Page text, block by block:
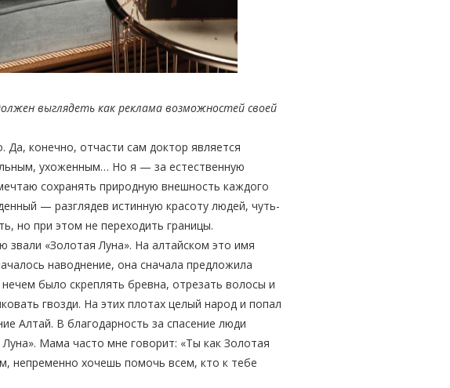
выглядеть как реклама возможностей своей
конечно, отчасти сам доктор является
ухоженным… Но я — за естественную
сохранять природную внешность каждого
— разглядев истинную красоту людей, чуть-
но при этом не переходить границы.
«Золотая Луна». На алтайском это имя
наводнение, она сначала предложила
было скреплять бревна, отрезать волосы и
гвозди. На этих плотах целый народ и попал
Алтай. В благодарность за спасение люди
Мама часто мне говорит: «Ты как Золотая
непременно хочешь помочь всем, кто к тебе